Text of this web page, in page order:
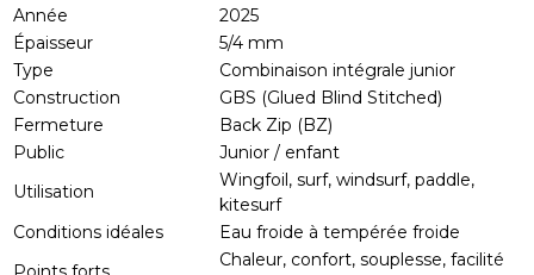
Année
2025
Épaisseur
5/4 mm
Type
Combinaison intégrale junior
Construction
GBS (Glued Blind Stitched)
Fermeture
Back Zip (BZ)
Public
Junior / enfant
Utilisation
Wingfoil, surf, windsurf, paddle,
kitesurf
Conditions idéales
Eau froide à tempérée froide
Chaleur, confort, souplesse, facilité